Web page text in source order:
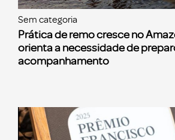
Sem categoria
Prática de remo cresce no
orienta a necessidade de
acompanhamento